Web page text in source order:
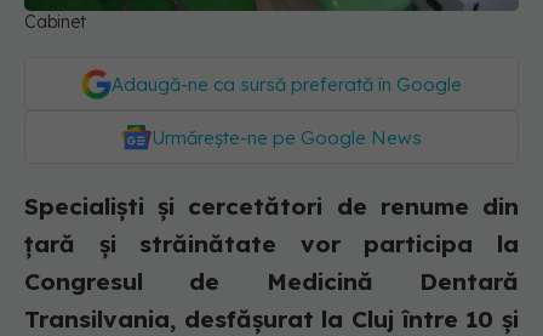
Cabinet
Adaugă-ne ca sursă preferată în Google
Urmărește-ne pe Google News
Specialiști și cercetători de renume din
țară și străinătate vor participa la
Congresul de Medicină Dentară
Transilvania, desfășurat la Cluj între 10 și